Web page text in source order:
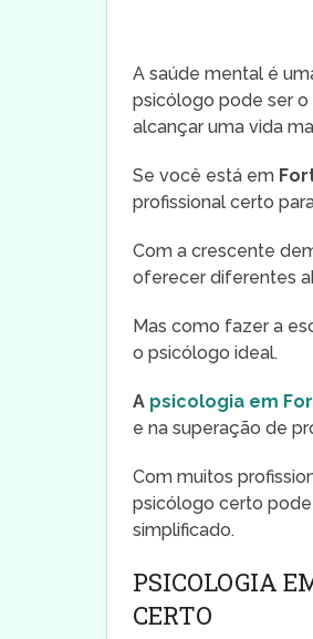
A saúde mental é
psicólogo pode ser o
alcançar uma vida
Se você está em
profissional certo
Com a crescente
oferecer diferentes
Mas como fazer a
o psicólogo ideal.
A psicologia em
e na superação de
Com muitos
psicólogo certo
simplificado.
PSICOLOGIA
CERTO